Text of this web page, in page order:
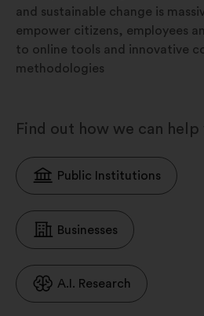
and sustainable change is
empower citizens, employees
to online tools and innovative
methodologies
Find out how we can help
Public Institutions
Businesses
A.I. Research